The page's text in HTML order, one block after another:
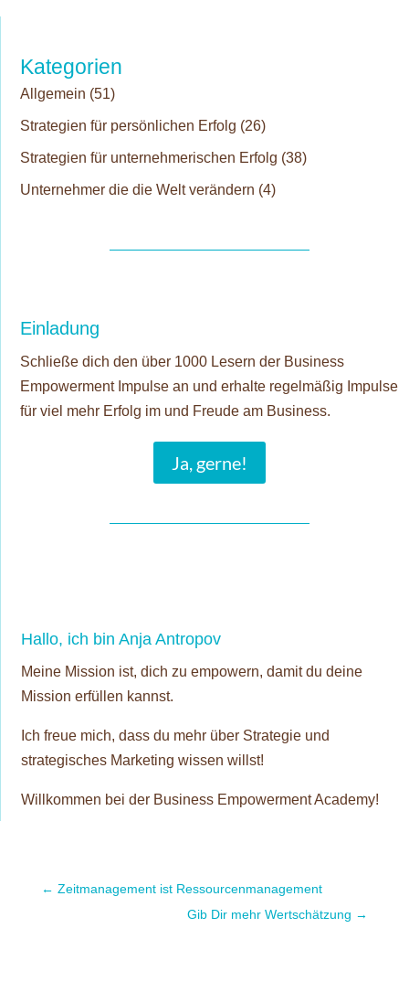
Kategorien
Allgemein (51)
Strategien für persönlichen Erfolg (26)
Strategien für unternehmerischen Erfolg (38)
Unternehmer die die Welt verändern (4)
Einladung
Schließe dich den über 1000 Lesern der Business
Empowerment Impulse an und erhalte regelmäßig Impulse
für viel mehr Erfolg im und Freude am Business.
Ja, gerne!
Hallo, ich bin Anja Antropov
Meine Mission ist, dich zu empowern, damit du deine
Mission erfüllen kannst.
Ich freue mich, dass du mehr über Strategie und
strategisches Marketing wissen willst!
Willkommen bei der Business Empowerment Academy!
← Zeitmanagement ist Ressourcenmanagement
Gib Dir mehr Wertschätzung →